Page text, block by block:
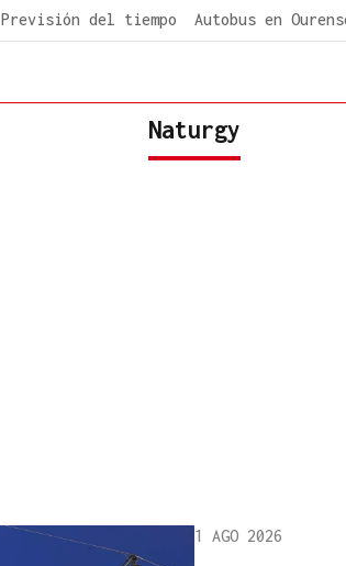
Previsión del tiempo Autobus en
Naturgy
1 AGO 2026